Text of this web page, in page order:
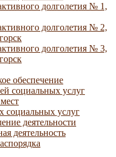
долголетия № 1,
долголетия № 2,
долголетия № 3,
обеспечение
социальных услуг
социальных услуг
деятельности
деятельность